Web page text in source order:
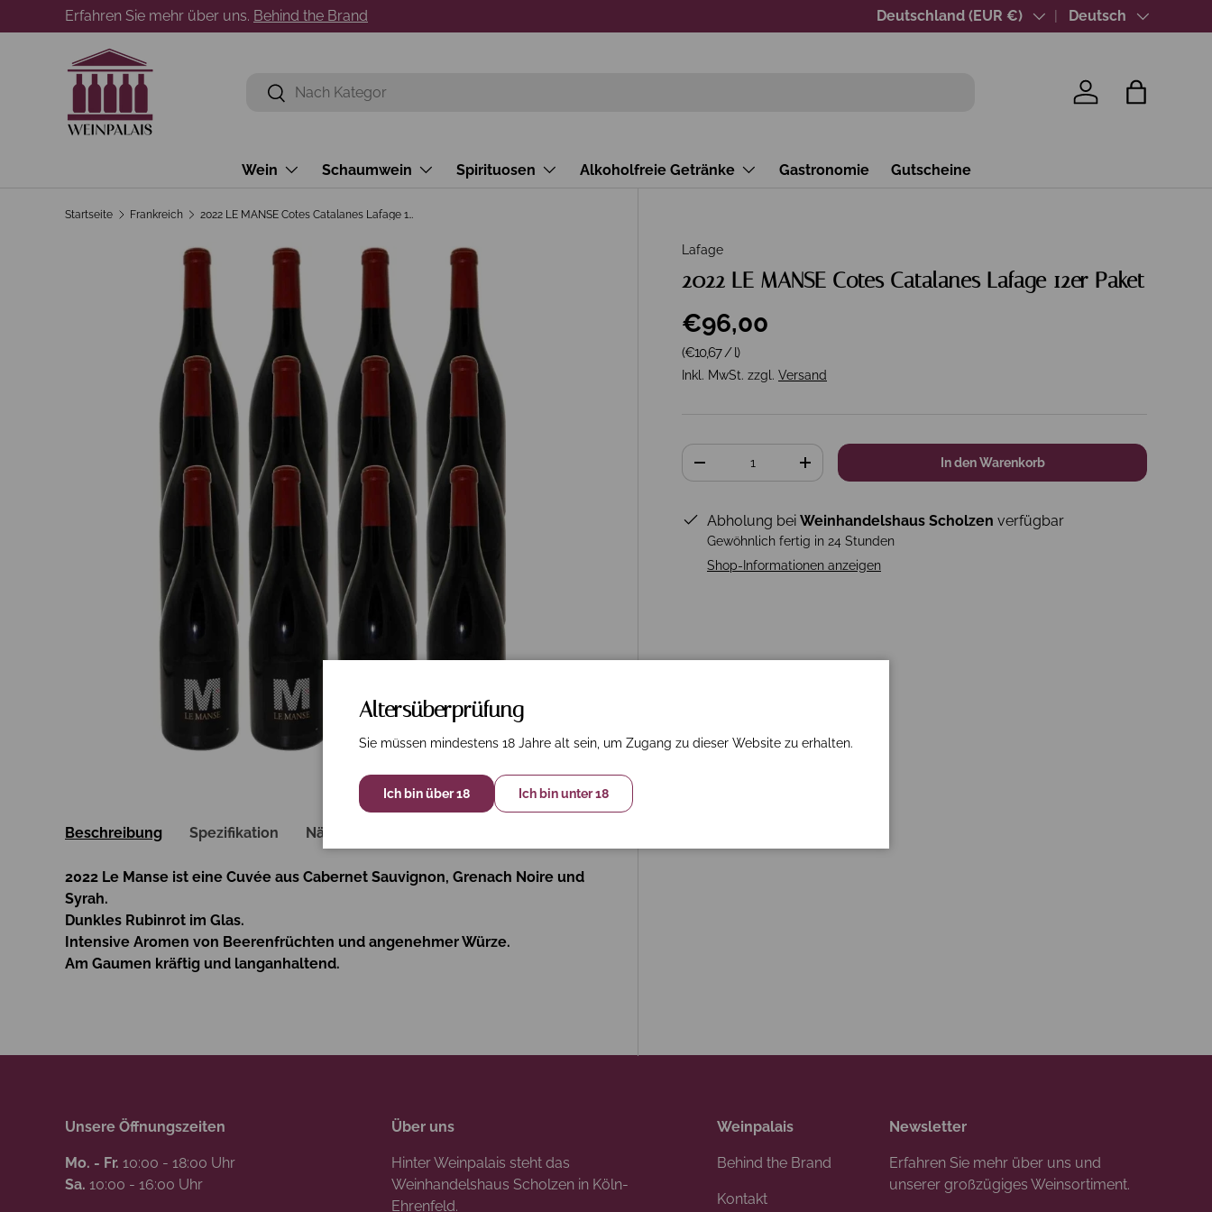
Direkt zum Inhalt
Erfahren Sie mehr über uns. Behind the Brand Über 40 Jahre Wein-Expertise
Land/Region
Deutschland (EUR €) SpracheDeutsch
Suchen
Suchen
Einloggen
Wein Schaumwein Spirituosen Alkoholfreie Getränke Gastronomie Gutscheine
Startseite Frankreich 2022 LE MANSE Cotes Catalanes Lafage 12er Paket
Lafage
2022 LE MANSE Cotes Catalanes Lafage 12er Paket
€96,00
Grundpreis
(€10,67/l)
Inkl. MwSt. zzgl. Versand
Anzahl
+ In den Warenkorb
Abholung bei Weinhandelshaus Scholzen verfügbar
Gewöhnlich fertig in 24 Stunden
Shop-Informationen anzeigen
Beschreibung Spezifikation Nährwerte
2022 Le Manse ist eine Cuvée aus Cabernet Sauvignon, Grenach Noire und
Syrah.
Dunkles Rubinrot im Glas.
Intensive Aromen von Beerenfrüchten und angenehmer Würze.
Am Gaumen kräftig und langanhaltend.
Altersüberprüfung
Sie müssen mindestens 18 Jahre alt sein, um Zugang zu dieser Website zu erhalten.
Ich bin über 18 Ich bin unter 18
Unsere Öffnungszeiten
Mo. - Fr. 10:00 - 18:00 Uhr
Sa. 10:00 - 16:00 Uhr
Über uns
Hinter Weinpalais steht das
Weinhandelshaus Scholzen in Köln-
Ehrenfeld.
Weinpalais
Behind the Brand
Kontakt
Newsletter
Erfahren Sie mehr über uns und
unserer großzügiges Weinsortiment.